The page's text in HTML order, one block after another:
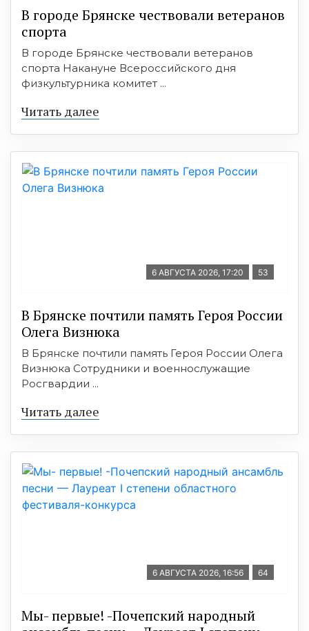
В городе Брянске чествовали ветеранов
спорта
В городе Брянске чествовали ветеранов
спорта Накануне Всероссийского дня
физкультурника комитет ...
Читать далее
6 АВГУСТА 2026, 17:20 53
В Брянске почтили память Героя России
Олега Визнюка
В Брянске почтили память Героя России Олега
Визнюка Сотрудники и военнослужащие
Росгвардии ...
Читать далее
6 АВГУСТА 2026, 16:56 64
Мы- первые! -Почепский народный